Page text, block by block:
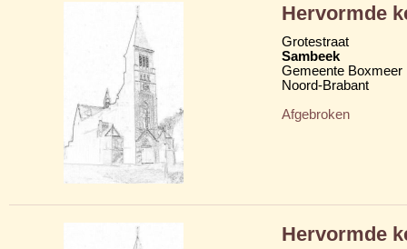
Hervormde
Grotestraat
Sambeek
Gemeente Boxmeer
Noord-Brabant
Afgebroken
Hervormde